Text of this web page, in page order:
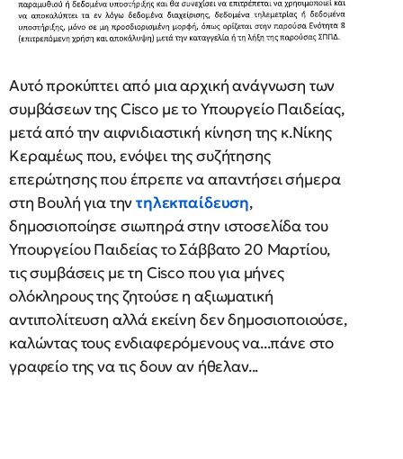
Αυτό προκύπτει από μια αρχική ανάγνωση των
συμβάσεων της Cisco με το Υπουργείο Παιδείας,
μετά από την αιφνιδιαστική κίνηση της κ.Νίκης
Κεραμέως που, ενόψει της συζήτησης
επερώτησης που έπρεπε να απαντήσει σήμερα
στη Βουλή για τηντηλεκπαίδευση,
δημοσιοποίησε σιωπηρά στην ιστοσελίδα του
Υπουργείου Παιδείας το Σάββατο 20 Μαρτίου,
τις συμβάσεις με τη Cisco που για μήνες
ολόκληρους της ζητούσε η αξιωματική
αντιπολίτευση αλλά εκείνη δεν δημοσιοποιούσε,
καλώντας τους ενδιαφερόμενους να...πάνε στο
γραφείο της να τις δουν αν ήθελαν...